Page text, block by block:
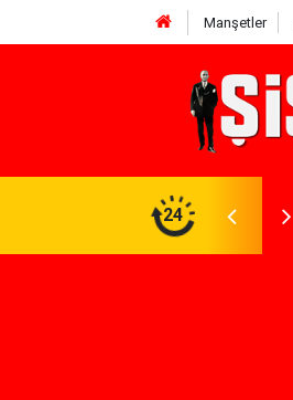
Manşetler
24
İçin İhtiyacınız Olan Çözüm